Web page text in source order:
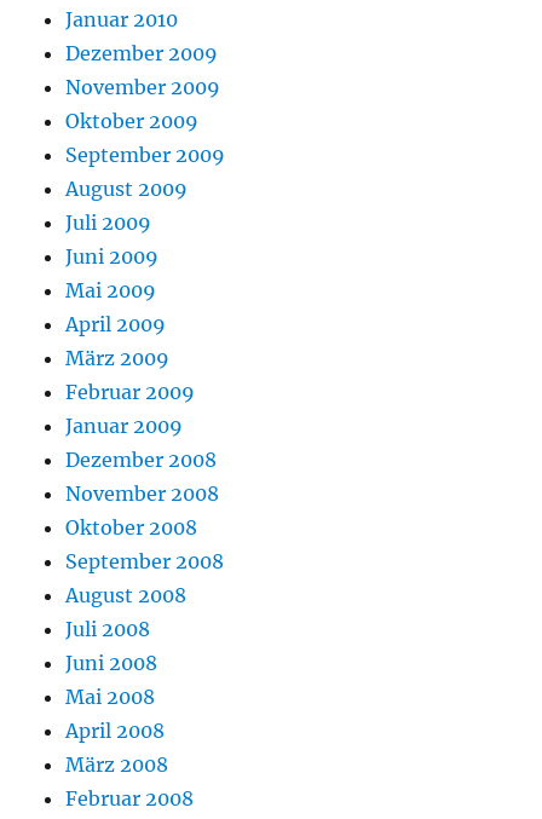
Januar 2010
Dezember 2009
November 2009
Oktober 2009
September 2009
August 2009
Juli 2009
Juni 2009
Mai 2009
April 2009
März 2009
Februar 2009
Januar 2009
Dezember 2008
November 2008
Oktober 2008
September 2008
August 2008
Juli 2008
Juni 2008
Mai 2008
April 2008
März 2008
Februar 2008